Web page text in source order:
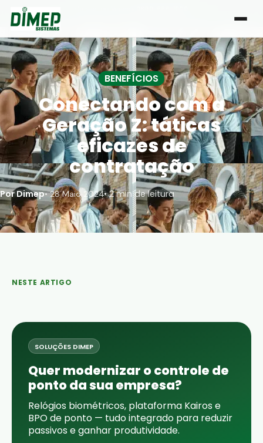
| Atendimento de segunda a sexta, das 8h às 18h
BENEFÍCIOS
Conectando com a
Geração Z: táticas
eficazes de
contratação
Por Dimep• 28 Maio 2024• 2 min de leitura
NESTE ARTIGO
SOLUÇÕES DIMEP
Quer modernizar o controle de
ponto da sua empresa?
Relógios biométricos, plataforma Kairos e
BPO de ponto — tudo integrado para reduzir
passivos e ganhar produtividade.